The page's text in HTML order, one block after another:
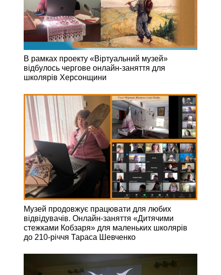
В рамках проекту «Віртуальний музей»
відбулось чергове онлайн-заняття для
школярів Херсонщини
Музей продовжує працювати для любих
відвідувачів. Онлайн-заняття «Дитячими
стежками Кобзаря» для маленьких школярів
до 210-річчя Тараса Шевченко